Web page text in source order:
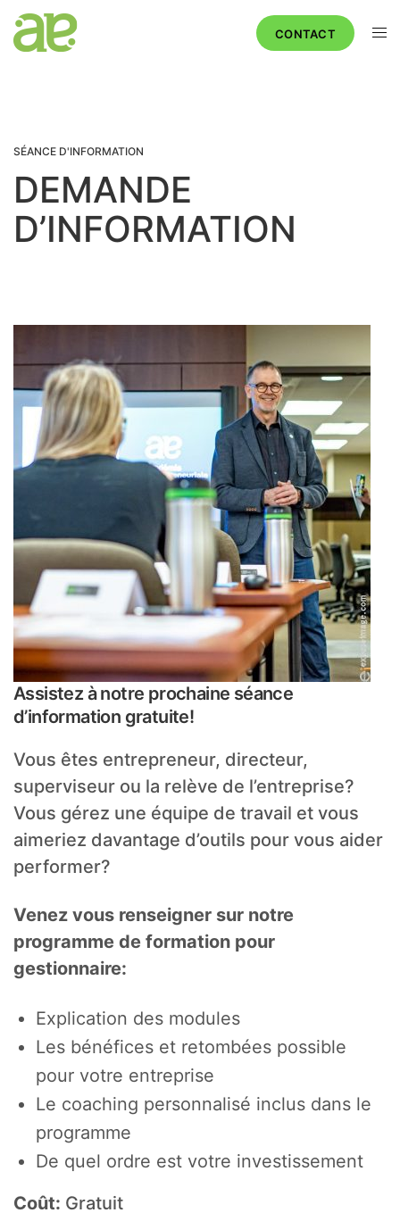
CONTACT
SÉANCE D'INFORMATION
DEMANDE
D’INFORMATION
Assistez à notre prochaine séance
d’information gratuite!
Vous êtes entrepreneur, directeur,
superviseur ou la relève de l’entreprise?
Vous gérez une équipe de travail et vous
aimeriez davantage d’outils pour vous aider
performer?
Venez vous renseigner sur notre
programme de formation pour
gestionnaire:
Explication des modules
Les bénéfices et retombées possible
pour votre entreprise
Le coaching personnalisé inclus dans le
programme
De quel ordre est votre investissement
Coût: Gratuit